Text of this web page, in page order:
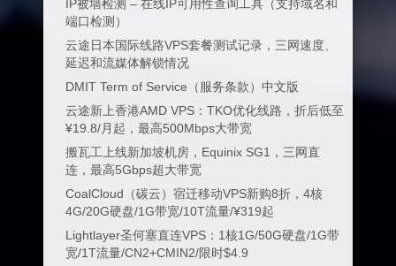
IP被墙检测 – 在线IP可用性查询工具（支持域名和
端口检测）
云途日本国际线路VPS套餐测试记录，三网速度、
延迟和流媒体解锁情况
DMIT Term of Service（服务条款）中文版
云途新上香港AMD VPS：TKO优化线路，折后低至
¥19.8/月起，最高500Mbps大带宽
搬瓦工上线新加坡机房，Equinix SG1，三网直
连，最高5Gbps超大带宽
CoalCloud（碳云）宿迁移动VPS新购8折，4核
4G/20G硬盘/1G带宽/10T流量/¥319起
Lightlayer圣何塞直连VPS：1核1G/50G硬盘/1G带
宽/1T流量/CN2+CMIN2/限时$4.9